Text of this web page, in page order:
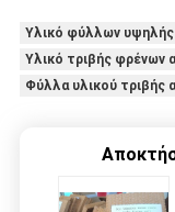
Υλικό φύλλων υψηλής
Υλικό τριβής φρένων
Φύλλα υλικού τριβής